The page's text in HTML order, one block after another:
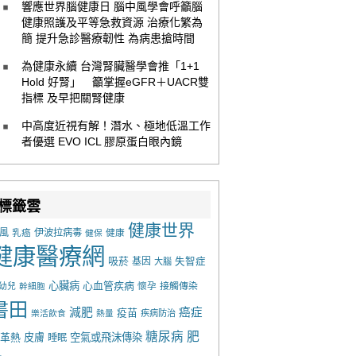
響應世界腦健康日 腦中風學會呼籲腦
健康照護及平等急救資源 治療化繁為
簡 提升急診醫療韌性 為病患搶時間
為健康永續 台灣腎臟醫學會推「1+1
Hold 好腎」 籲掌握eGFR＋UACR雙
指標 及早把關腎健康
中高度近視有解！潛水、極地低溫工作
者優選 EVO ICL 膠原蛋白眼內鏡
籤雲
乳癌 伊波拉病毒 健保 健康 健康世界
康醫療網 吸菸 基因 大腦 失智症
兒 幹細胞 心臟病 心血管疾病 懷孕 接觸傳染
田 樂活飲食 減肥 熱量 疫苗 疾病防治 癌症
熱 皮膚 睡眠 空氣或飛沫傳染 糖尿病 肥